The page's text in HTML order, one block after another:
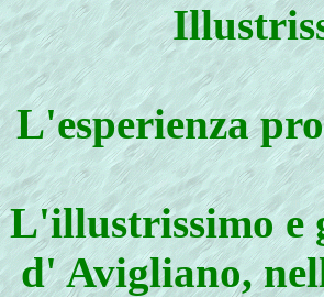
L'esperienza
L'illustrissimo e
d' Avigliano,